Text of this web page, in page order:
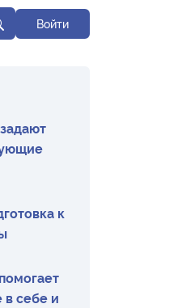
Войти
к
себе и